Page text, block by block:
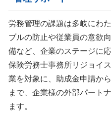
労務管理の課題は多岐にわ
ブルの防止や従業員の意欲
備など、企業のステージに
保険労務士事務所リジョイ
業を対象に、助成金申請か
まで、企業様の外部パート
ます。